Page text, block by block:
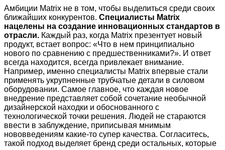
Амбиции Matrix не в том, чтобы выделиться среди своих
ближайших конкурентов. Специалисты Matrix
нацелены на создание инновационных стандартов в
отрасли. Каждый раз, когда Matrix презентует новый
продукт, встает вопрос: «Что в нем принципиально
нового по сравнению с предшественниками?». И ответ
всегда находится, всегда привлекает внимание.
Например, именно специалисты Matrix впервые стали
применять укрупненные трубчатые детали в силовом
оборудовании. Самое главное, что каждая новое
внедрение представляет собой сочетание необычной
дизайнерской находки и обоснованного с
технологической точки решения. Людей не стараются
ввести в заблуждение, приписывая мнимым
нововведениям какие-то супер качества. Согласитесь,
такой подход выделяет бренд среди остальных, которые